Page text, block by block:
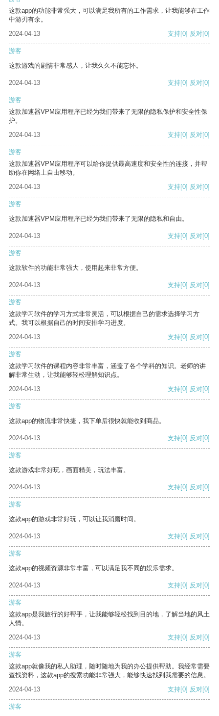
这款app的功能非常强大，可以满足我所有的工作需求，让我能够在工作
中游刃有余。
2024-04-13
支持[0] 反对[0]
游客
这款游戏的剧情非常感人，让我久久不能忘怀。
2024-04-13 支持[0] 反对[0]
游客
这款加速器VPM应用程序已经为我们带来了无限的隐私保护和安全性保
护。
2024-04-13
支持[0] 反对[0]
游客
这款加速器VPM应用程序可以给你提供最高速度和安全性的连接，并帮
助你在网络上自由移动。
2024-04-13
支持[0] 反对[0]
游客
这款加速器VPM应用程序已经为我们带来了无限的隐私和自由。
2024-04-13 支持[0] 反对[0]
游客
这款软件的功能非常强大，使用起来非常方便。
2024-04-13 支持[0] 反对[0]
游客
这款学习软件的学习方式非常灵活，可以根据自己的需求选择学习方
式。我可以根据自己的时间安排学习进度。
2024-04-13
支持[0] 反对[0]
游客
这款学习软件的课程内容非常丰富，涵盖了各个学科的知识。老师的讲
解非常生动，让我能够轻松理解知识点。
2024-04-13
支持[0] 反对[0]
游客
这款app的物流非常快捷，我下单后很快就能收到商品。
2024-04-13 支持[0] 反对[0]
游客
这款游戏非常好玩，画面精美，玩法丰富。
2024-04-13 支持[0] 反对[0]
游客
这款app的游戏非常好玩，可以让我消磨时间。
2024-04-13 支持[0] 反对[0]
游客
这款app的视频资源非常丰富，可以满足我不同的娱乐需求。
2024-04-13 支持[0] 反对[0]
游客
这款app是我旅行的好帮手，让我能够轻松找到目的地，了解当地的风土
人情。
2024-04-13
支持[0] 反对[0]
游客
这款app就像我的私人助理，随时随地为我的办公提供帮助。我经常需要
查找资料，这款app的搜索功能非常强大，能够快速找到我需要的信息。
2024-04-13
支持[0] 反对[0]
游客